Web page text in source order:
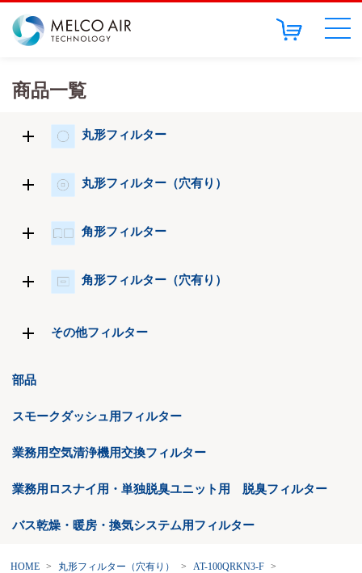
商品一覧
丸形フィルター
丸形フィルター（穴有り）
角形フィルター
角形フィルター（穴有り）
その他フィルター
部品
スモークダッシュ用フィルター
業務用空気清浄機用交換フィルター
業務用ロスナイ用・単独脱臭ユニット用 脱臭フィルター
バス乾燥・暖房・換気システム用フィルター
HOME 丸形フィルター（穴有り）
AT-100QRKN3-F